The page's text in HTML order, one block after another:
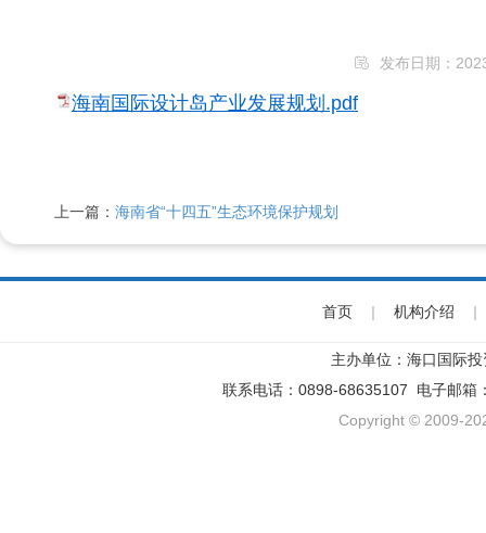
发布日期：
海南国际设计岛产业发展规划.pdf
上一篇： 海南省“十四五”生态环境保护规划
首页 | 机构介绍 |
主办单位：海口国际
联系电话：0898-68635107 电子邮箱
Copyright © 2009-